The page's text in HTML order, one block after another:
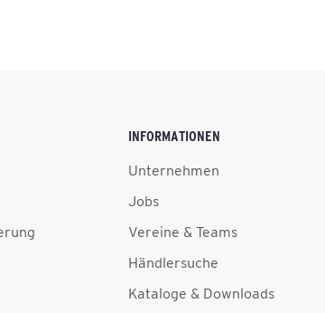
INFORMATIONEN
Unternehmen
Jobs
Vereine & Teams
Händlersuche
Kataloge & Downloads